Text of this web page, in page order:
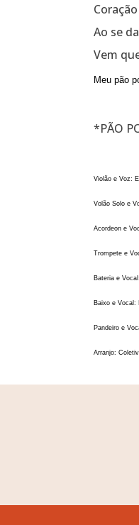
Ao se
Vem
Meu pão
*PÃO
Violão e Voz:
Volão Solo e
Acordeon e
Trompete e
Bateria e
Baixo e Vocal:
Pandeiro e
Arranjo: